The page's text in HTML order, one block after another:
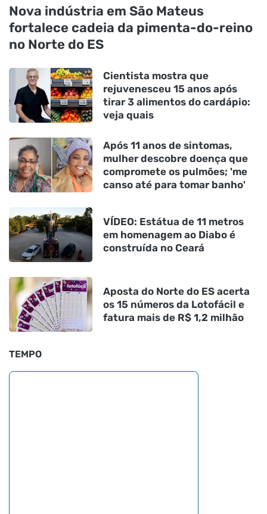
Nova indústria em São Mateus
fortalece cadeia da pimenta-do-reino
no Norte do ES
Cientista mostra que
rejuvenesceu 15 anos após
tirar 3 alimentos do cardápio:
veja quais
Após 11 anos de sintomas,
mulher descobre doença que
compromete os pulmões; 'me
canso até para tomar banho'
VÍDEO: Estátua de 11 metros
em homenagem ao Diabo é
construída no Ceará
Aposta do Norte do ES acerta
os 15 números da Lotofácil e
fatura mais de R$ 1,2 milhão
TEMPO